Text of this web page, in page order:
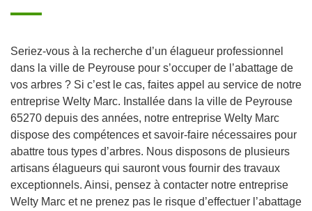
Seriez-vous à la recherche d’un élagueur professionnel
dans la ville de Peyrouse pour s’occuper de l’abattage de
vos arbres ? Si c’est le cas, faites appel au service de notre
entreprise Welty Marc. Installée dans la ville de Peyrouse
65270 depuis des années, notre entreprise Welty Marc
dispose des compétences et savoir-faire nécessaires pour
abattre tous types d’arbres. Nous disposons de plusieurs
artisans élagueurs qui sauront vous fournir des travaux
exceptionnels. Ainsi, pensez à contacter notre entreprise
Welty Marc et ne prenez pas le risque d’effectuer l’abattage